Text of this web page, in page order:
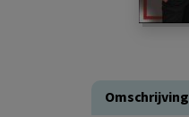
Omschrijving